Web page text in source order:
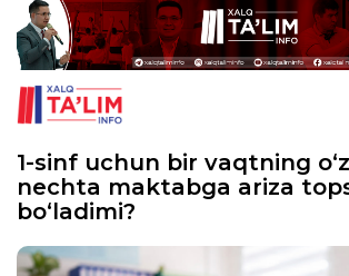
1-sinf uchun bir vaqtning
nechta maktabga ariza
bo‘ladimi?